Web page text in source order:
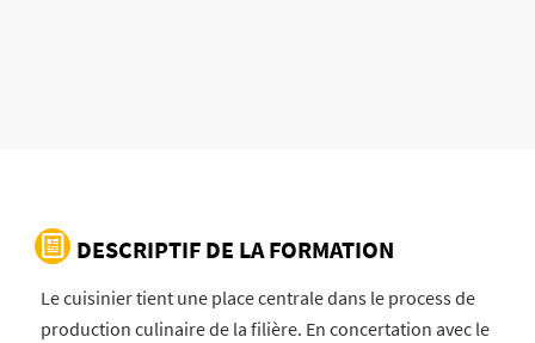
DESCRIPTIF DE LA FORMATION
Le cuisinier tient une place centrale dans le process de
production culinaire de la filière. En concertation avec le